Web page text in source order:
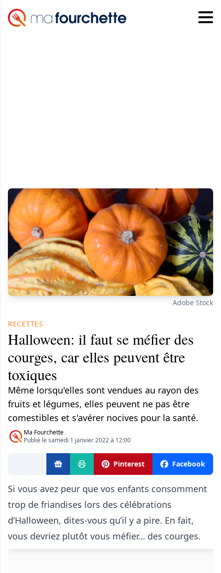
Adobe Stock
RECETTES
Halloween: il faut se méfier des
courges, car elles peuvent être
toxiques
Même lorsqu'elles sont vendues au rayon des
fruits et légumes, elles peuvent ne pas être
comestibles et s'avérer nocives pour la santé.
Ma Fourchette
Publié le samedi 1 janvier 2022 à 12:00
Pinterest Facebook
Si vous avez peur que vos enfants consomment
trop de friandises lors des célébrations
d’Halloween, dites-vous qu’il y a pire. En fait,
vous devriez plutôt vous méfier… des courges.